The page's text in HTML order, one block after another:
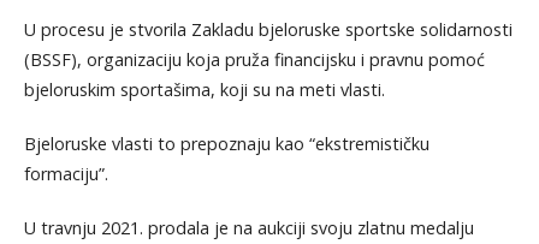
U procesu je stvorila Zakladu bjeloruske sportske solidarnosti
(BSSF), organizaciju koja pruža financijsku i pravnu pomoć
bjeloruskim sportašima, koji su na meti vlasti.
Bjeloruske vlasti to prepoznaju kao “ekstremističku
formaciju”.
U travnju 2021. prodala je na aukciji svoju zlatnu medalju